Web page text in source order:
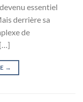
essentiel
derrière sa
de
→